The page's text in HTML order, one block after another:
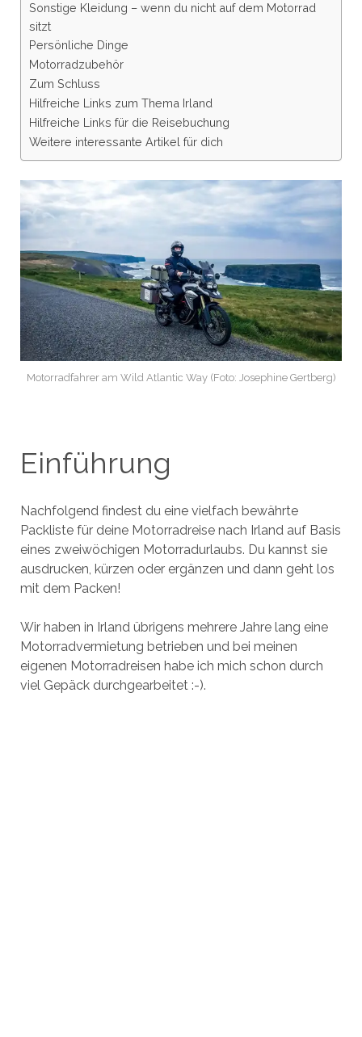
Sonstige Kleidung – wenn du nicht auf dem Motorrad
sitzt
Persönliche Dinge
Motorradzubehör
Zum Schluss
Hilfreiche Links zum Thema Irland
Hilfreiche Links für die Reisebuchung
Weitere interessante Artikel für dich
Motorradfahrer am Wild Atlantic Way (Foto: Josephine Gertberg)
Einführung
Nachfolgend findest du eine vielfach bewährte
Packliste für deine Motorradreise nach Irland auf Basis
eines zweiwöchigen Motorradurlaubs. Du kannst sie
ausdrucken, kürzen oder ergänzen und dann geht los
mit dem Packen!
Wir haben in Irland übrigens mehrere Jahre lang eine
Motorradvermietung betrieben und bei meinen
eigenen Motorradreisen habe ich mich schon durch
viel Gepäck durchgearbeitet :-).